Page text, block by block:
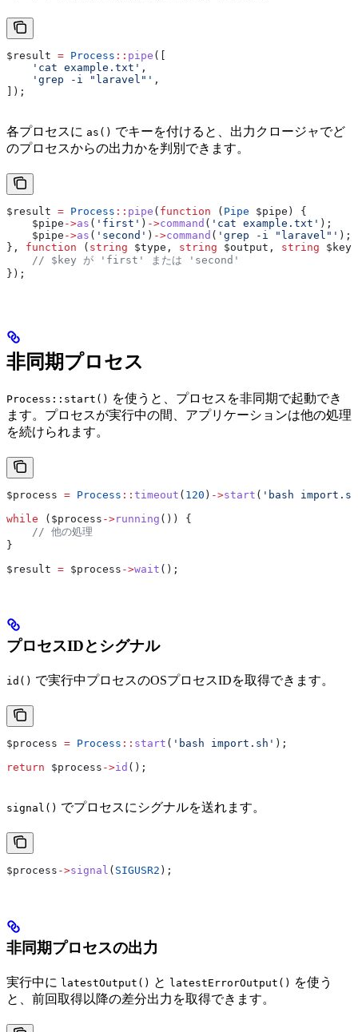
$result = Process :: pipe ([
    'cat example.txt'
,
    'grep -i "laravel"'
,
]);
各プロセスに as() でキーを付けると、出力クロージャでど
のプロセスからの出力かを判別できます。
$result = Process :: pipe ( function ( Pipe $pipe ) {
    $pipe
->as ( 'first' ) ->command ( 'cat example.txt' );
    $pipe
->as ( 'second' ) ->command ( 'grep -i "laravel"' );
}, function ( string $type , string $output , string $key
    // $key が 'first' または 'second'
});
非同期プロセス
Process::start() を使うと、プロセスを非同期で起動でき
ます。プロセスが実行中の間、アプリケーションは他の処理
を続けられます。
$process = Process :: timeout ( 120 ) ->start ( 'bash
while ( $process ->running ()) {
    // 他の処理
}
$result = $process ->wait ();
プロセスIDとシグナル
id() で実行中プロセスのOSプロセスIDを取得できます。
$process = Process :: start ( 'bash import.sh' );
return $process ->id ();
signal() でプロセスにシグナルを送れます。
$process ->signal ( SIGUSR2 );
非同期プロセスの出力
実行中に latestOutput() と latestErrorOutput() を使う
と、前回取得以降の差分出力を取得できます。